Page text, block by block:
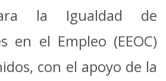
la Igualdad de
en el Empleo (EEOC)
con el apoyo de la